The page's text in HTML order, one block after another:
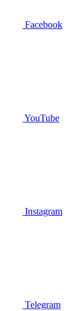
Facebook
YouTube
Instagram
Telegram